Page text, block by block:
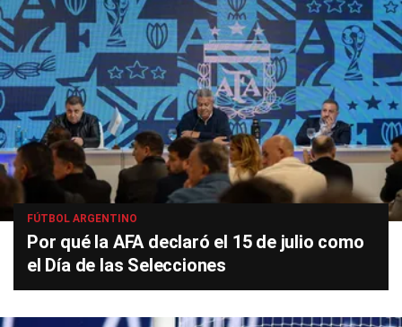
FÚTBOL ARGENTINO
Por qué la AFA declaró el 15 de julio como
el Día de las Selecciones